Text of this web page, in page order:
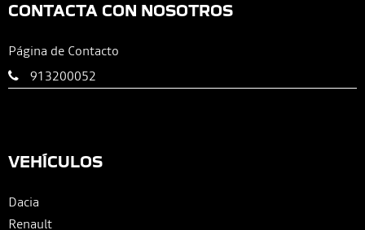
CONTACTA CON NOSOTROS
Página de Contacto
913200052
VEHÍCULOS
Dacia
Renault